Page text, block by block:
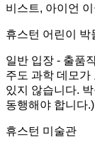
비스트, 아이언
휴스턴 어린이 박
일반 입장 - 출품
주도 과학 데모가
있지 않습니다.
동행해야 합니다.)
휴스턴 미술관